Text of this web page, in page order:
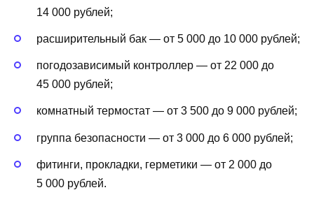
14 000 рублей;
расширительный бак — от 5 000 до 10 000 рублей;
погодозависимый контроллер — от 22 000 до
45 000 рублей;
комнатный термостат — от 3 500 до 9 000 рублей;
группа безопасности — от 3 000 до 6 000 рублей;
фитинги, прокладки, герметики — от 2 000 до
5 000 рублей.